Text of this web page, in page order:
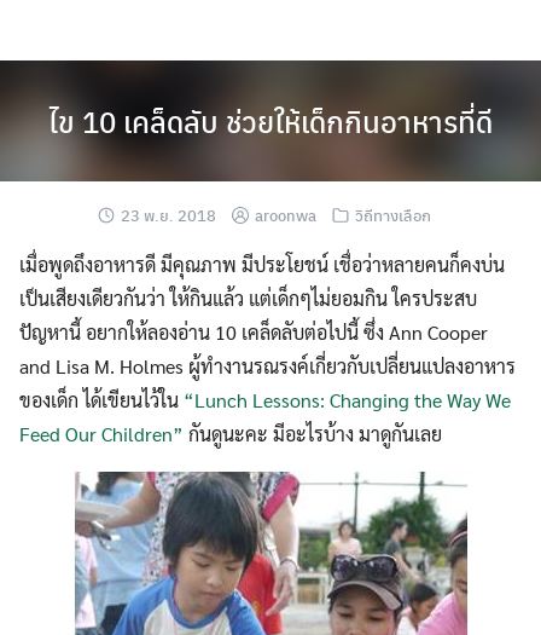
ไข 10 เคล็ดลับ ช่วยให้เด็กกินอาหารที่ดี
23 พ.ย. 2018 aroonwa วิถีทางเลือก
เมื่อพูดถึงอาหารดี มีคุณภาพ มีประโยชน์ เชื่อว่าหลายคนก็คงบ่น
เป็นเสียงเดียวกันว่า ให้กินแล้ว แต่เด็กๆไม่ยอมกิน ใครประสบ
ปัญหานี้ อยากให้ลองอ่าน 10 เคล็ดลับต่อไปนี้ ซึ่ง Ann Cooper
and Lisa M. Holmes ผู้ทำงานรณรงค์เกี่ยวกับเปลี่ยนแปลงอาหาร
ของเด็ก ได้เขียนไว้ใน “Lunch Lessons: Changing the Way We
Feed Our Children” กันดูนะคะ มีอะไรบ้าง มาดูกันเลย